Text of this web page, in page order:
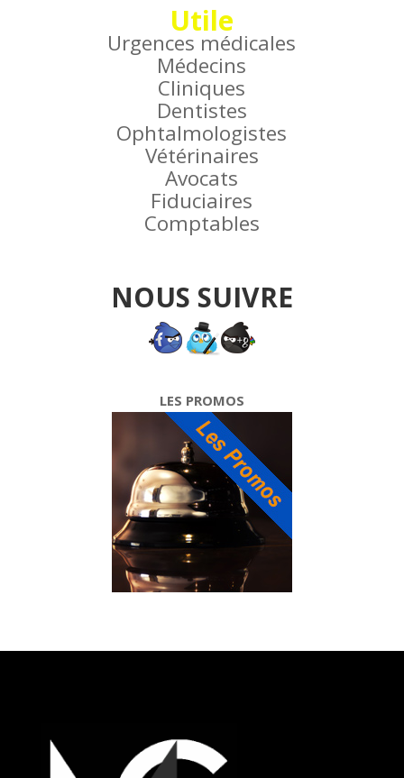
Utile
Urgences médicales
Médecins
Cliniques
Dentistes
Ophtalmologistes
Vétérinaires
Avocats
Fiduciaires
Comptables
NOUS SUIVRE
LES PROMOS